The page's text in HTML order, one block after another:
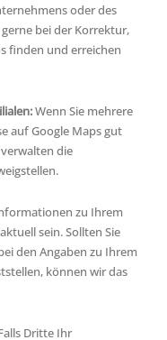
oder des
bei der Korrektur,
finden und erreichen
Wenn Sie mehrere
auf Google Maps gut
die
zu Ihrem
sein. Sollten Sie
den Angaben zu Ihrem
können wir das
Dritte Ihr